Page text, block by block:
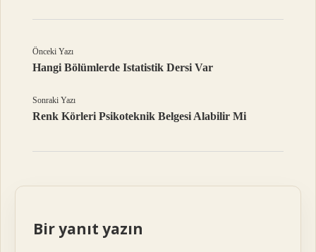
Önceki Yazı
Hangi Bölümlerde Istatistik Dersi Var
Sonraki Yazı
Renk Körleri Psikoteknik Belgesi Alabilir Mi
Bir yanıt yazın